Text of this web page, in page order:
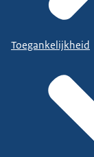
Toegankelijkheid